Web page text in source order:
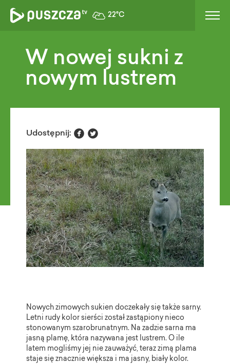
22°C
W nowej sukni z
nowym lustrem
Udostępnij:  
Nowych zimowych sukien doczekały się także sarny.
Letni rudy kolor sierści został zastąpiony nieco
stonowanym szarobrunatnym. Na zadzie sarna ma
jasną plamę, która nazywana jest lustrem. O ile
latem mogliśmy jej nie zauważyć, teraz zimą plama
staje się znacznie większa i ma jasny, biały kolor.